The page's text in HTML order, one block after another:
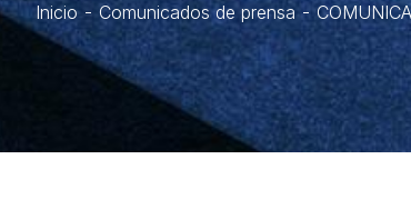
Inicio Comunicados de prensa